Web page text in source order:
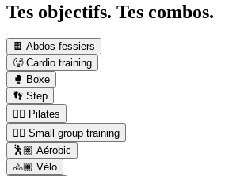
Tes objectifs. Tes combos.
🍫 Abdos-fessiers
🥵 Cardio training
🥊 Boxe
👣 Step
🤸‍♀️ Pilates
👯‍♂️ Small group training
🕺🏽 Aérobic
🚴🏾 Vélo